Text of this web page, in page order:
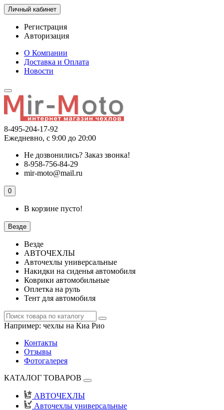
Личный кабинет
Регистрация
Авторизация
О Компании
Доставка и Оплата
Новости
8-495-204-17-92
Ежедневно, с 9:00 до 20:00
Не дозвонились? Заказ звонка!
8-958-756-84-29
mir-moto@mail.ru
0
В корзине пусто!
Везде
Везде
АВТОЧЕХЛЫ
Авточехлы универсальные
Накидки на сиденья автомобиля
Коврики автомобильные
Оплетка на руль
Тент для автомобиля
Например: чехлы на Киа Рио
Контакты
Отзывы
Фотогалерея
КАТАЛОГ ТОВАРОВ
АВТОЧЕХЛЫ
Авточехлы универсальные